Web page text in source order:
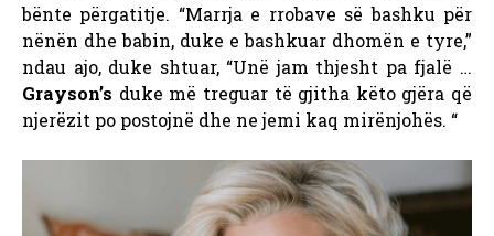
bënte përgatitje. “Marrja e rrobave së bashku për
nënën dhe babin, duke e bashkuar dhomën e tyre,”
ndau ajo, duke shtuar, “Unë jam thjesht pa fjalë …
Grayson’s duke më treguar të gjitha këto gjëra që
njerëzit po postojnë dhe ne jemi kaq mirënjohës. “